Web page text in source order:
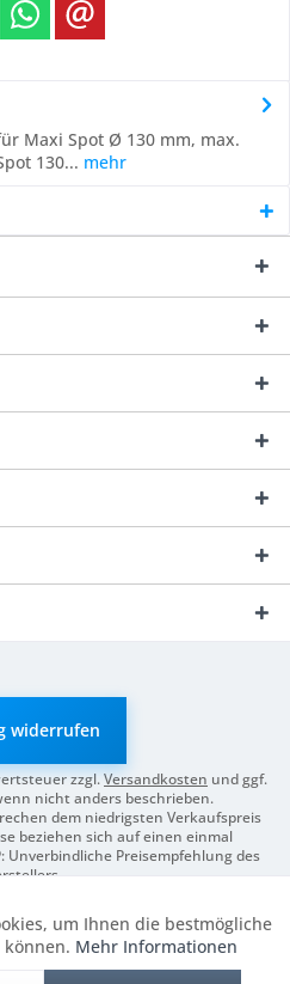
Maxi Spot Ø 130 mm, max.
130... mehr
widerrufen
zzgl.Versandkosten und ggf.
nicht anders beschrieben.
dem niedrigsten Verkaufspreis
beziehen sich auf einen einmal
Unverbindliche Preisempfehlung des
Aktiv
um Ihnen die bestmögliche
Mehr Informationen